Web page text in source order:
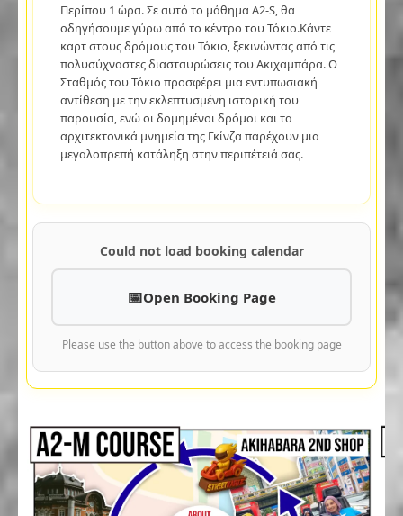
Περίπου 1 ώρα. Σε αυτό το μάθημα A2-S, θα
οδηγήσουμε γύρω από το κέντρο του Τόκιο.Κάντε
καρτ στους δρόμους του Τόκιο, ξεκινώντας από τις
πολυσύχναστες διασταυρώσεις του Ακιχαμπάρα. Ο
Σταθμός του Τόκιο προσφέρει μια εντυπωσιακή
αντίθεση με την εκλεπτυσμένη ιστορική του
παρουσία, ενώ οι δομημένοι δρόμοι και τα
αρχιτεκτονικά μνημεία της Γκίνζα παρέχουν μια
μεγαλοπρεπή κατάληξη στην περιπέτειά σας.
Could not load booking calendar
Open Booking Page
Please use the button above to access the booking page